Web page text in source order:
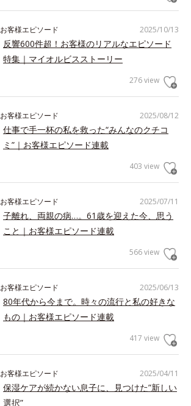
2025/10/13
お客様エピソード
反響600件超！お客様のリアルなエピソード
特集｜マイオルビスストーリー
276 view
2025/08/12
お客様エピソード
仕事で手一杯の私を救った“みんなのクチコ
ミ”｜お客様エピソード連載
403 view
2025/07/11
お客様エピソード
子離れ、両親の病…。61歳を迎えた今、思う
こと｜お客様エピソード連載
566 view
2025/06/13
お客様エピソード
80年代から今まで。時々の流行と私の好きな
もの｜お客様エピソード連載
417 view
2025/04/11
お客様エピソード
保湿ケアが続かない息子に、見つけた”新しい
選択”